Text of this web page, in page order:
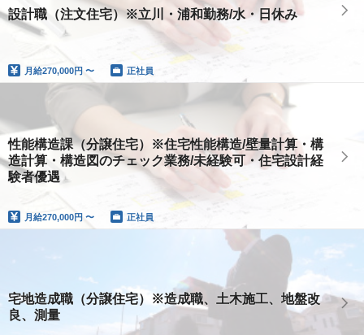
設計職（注文住宅）※立川・浦和勤務/水・日休み
月給270,000円 〜 正社員
性能構造課（分譲住宅）※住宅性能構造/壁量計算・構
造計算・構造図のチェック業務/未経験可・住宅設計経
験者優遇
月給270,000円 〜 正社員
宅地造成職（分譲住宅）※造成職、土木施工、地盤改
良、測量